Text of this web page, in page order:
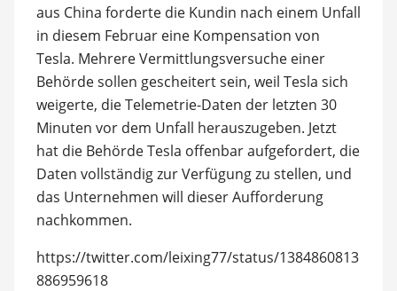
aus China forderte die Kundin nach einem Unfall
in diesem Februar eine Kompensation von
Tesla. Mehrere Vermittlungsversuche einer
Behörde sollen gescheitert sein, weil Tesla sich
weigerte, die Telemetrie-Daten der letzten 30
Minuten vor dem Unfall herauszugeben. Jetzt
hat die Behörde Tesla offenbar aufgefordert, die
Daten vollständig zur Verfügung zu stellen, und
das Unternehmen will dieser Aufforderung
nachkommen.
https://twitter.com/leixing77/status/1384860813
886959618